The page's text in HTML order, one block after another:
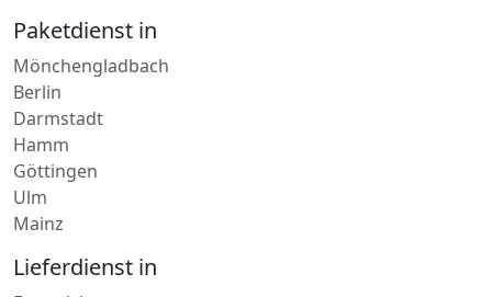
Mecklenburg-Vorpommern
Paketdienst in
Mönchengladbach
Berlin
Darmstadt
Hamm
Göttingen
Mainz